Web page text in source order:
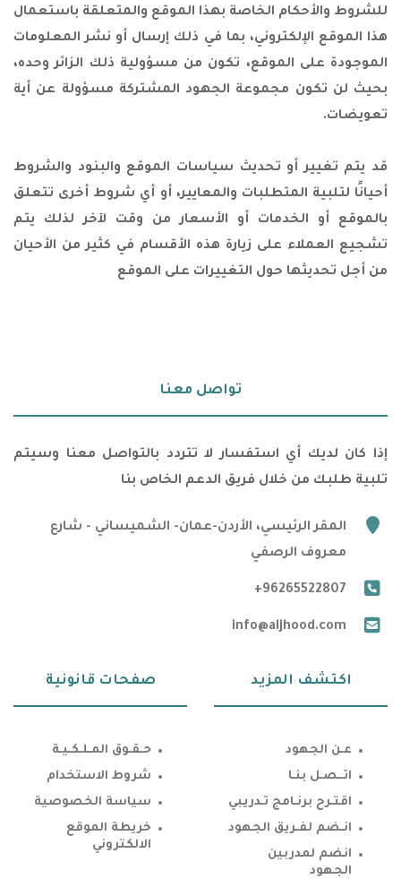
للشروط والأحكام الخاصة بهذا الموقع والمتعلقة باستعمال
هذا الموقع الإلكتروني، بما في ذلك إرسال أو نشر المعلومات
الموجودة على الموقع، تكون من مسؤولية ذلك الزائر وحده،
بحيث لن تكون مجموعة الجهود المشتركة مسؤولة عن أية
تعويضات.
قد يتم تغيير أو تحديث سياسات الموقع والبنود والشروط
أحيانًا لتلبية المتطلبات والمعايير، أو أي شروط أخرى تتعلق
بالموقع أو الخدمات أو الأسعار من وقت لآخر لذلك يتم
تشجيع العملاء على زيارة هذه الأقسام في كثير من الأحيان
من أجل تحديثها حول التغييرات على الموقع
تواصل معنا
إذا كان لديك أي استفسار لا تتردد بالتواصل معنا وسيتم
تلبية طلبك من خلال فريق الدعم الخاص بنا
marker
المقر الرئيسي، الأردن-عمان- الشميساني - شارع
معروف الرصفي
phone
+96265522807
email
info@aljhood.com
صفحات قانونية
حـقـوق المـلـكـيـة
شروط الاستخدام
سياسة الخصوصية
خريطة الموقع
الالكتروني
اكتشف المزيد
عـن الجهود
اتــصـل بنـا
اقتـرح برنـامج تـدريبي
انـضم لفـريق الجهود
انضم لمدربين
الجهود